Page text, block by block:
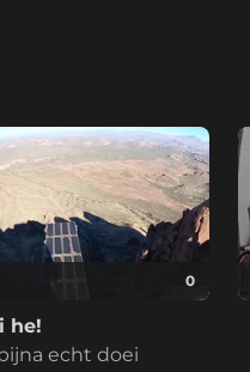
0
he!
echt doei